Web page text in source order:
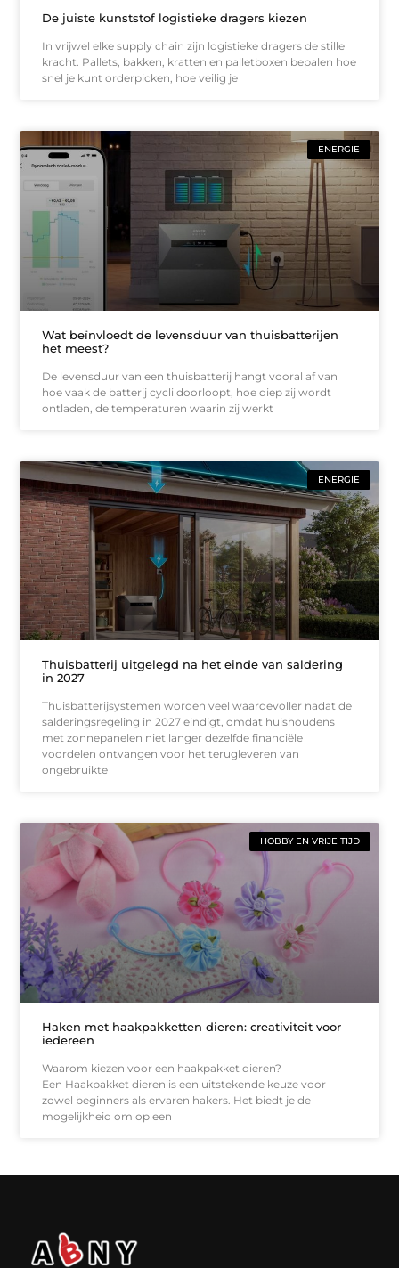
De juiste kunststof logistieke dragers kiezen
In vrijwel elke supply chain zijn logistieke dragers de stille
kracht. Pallets, bakken, kratten en palletboxen bepalen hoe
snel je kunt orderpicken, hoe veilig je
ENERGIE
Wat beïnvloedt de levensduur van thuisbatterijen
het meest?
De levensduur van een thuisbatterij hangt vooral af van
hoe vaak de batterij cycli doorloopt, hoe diep zij wordt
ontladen, de temperaturen waarin zij werkt
ENERGIE
Thuisbatterij uitgelegd na het einde van saldering
in 2027
Thuisbatterijsystemen worden veel waardevoller nadat de
salderingsregeling in 2027 eindigt, omdat huishoudens
met zonnepanelen niet langer dezelfde financiële
voordelen ontvangen voor het terugleveren van
ongebruikte
HOBBY EN VRIJE TIJD
Haken met haakpakketten dieren: creativiteit voor
iedereen
Waarom kiezen voor een haakpakket dieren?
Een Haakpakket dieren is een uitstekende keuze voor
zowel beginners als ervaren hakers. Het biedt je de
mogelijkheid om op een